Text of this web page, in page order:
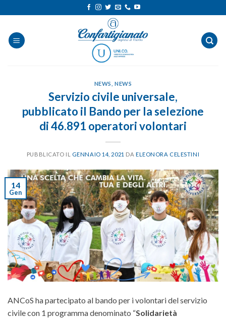
ai
contenuti
NEWS ,NEWS
Servizio civile universale,
pubblicato il Bando per la selezione
di 46.891 operatori volontari
PUBBLICATO IL GENNAIO 14, 2021 DA ELEONORA CELESTINI
14
Gen
ANCoS ha partecipato al bando per i volontari del servizio
civile con 1 programma denominato “Solidarietà